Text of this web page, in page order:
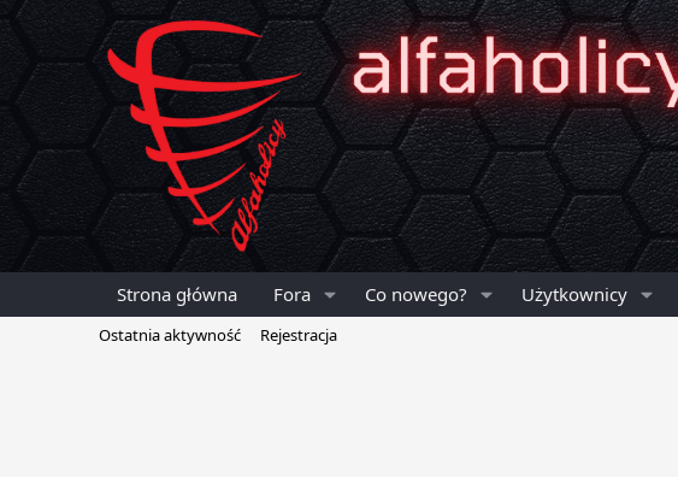
Strona główna Fora Co nowego? Użytkownicy
Ostatnia aktywność Rejestracja